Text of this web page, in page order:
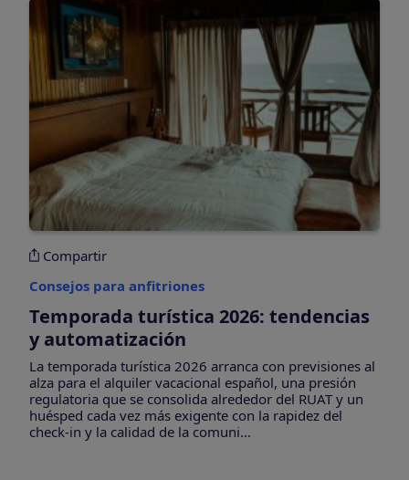
Compartir
Consejos para anfitriones
Temporada turística 2026: tendencias
y automatización
La temporada turística 2026 arranca con previsiones al
alza para el alquiler vacacional español, una presión
regulatoria que se consolida alrededor del RUAT y un
huésped cada vez más exigente con la rapidez del
check-in y la calidad de la comuni...